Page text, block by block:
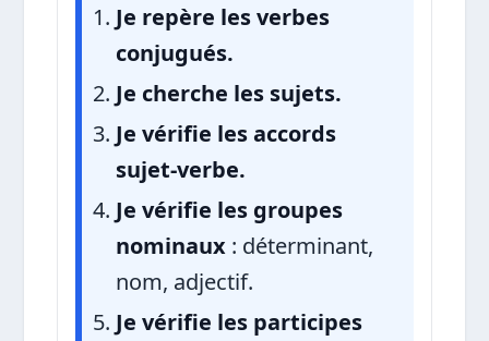
Je repère les verbes
conjugués.
Je cherche les sujets.
Je vérifie les accords
sujet-verbe.
Je vérifie les groupes
nominaux : déterminant,
nom, adjectif.
Je vérifie les participes